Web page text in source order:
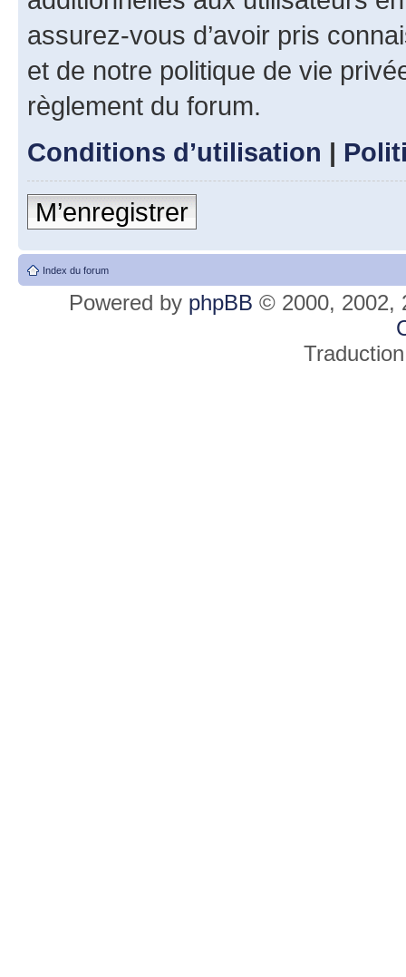
assurez-vous d’avoir pris
et de notre politique de vie
règlement du forum.
Conditions d’utilisation |
M’enregistrer
Index du forum
Powered by phpBB © 2000, 2002,